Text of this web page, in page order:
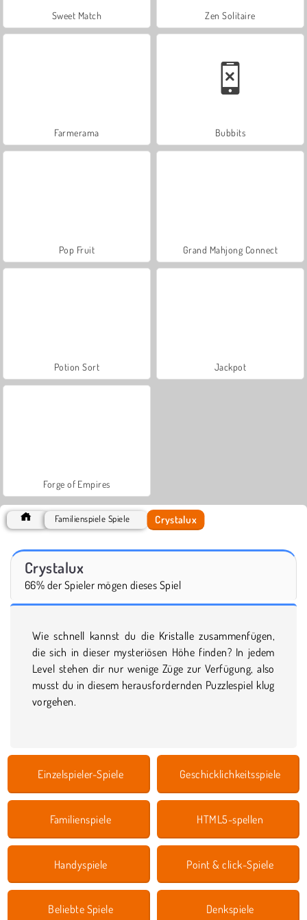
Sweet Match Zen Solitaire
Farmerama Bubbits
Pop Fruit Grand Mahjong Connect
Potion Sort Jackpot
Forge of Empires
Familienspiele Spiele Crystalux
Crystalux
66% der Spieler mögen dieses Spiel
Wie schnell kannst du die Kristalle zusammenfügen,
die sich in dieser mysteriösen Höhe finden? In jedem
Level stehen dir nur wenige Züge zur Verfügung, also
musst du in diesem herausfordernden Puzzlespiel klug
vorgehen.
Einzelspieler-Spiele Geschicklichkeitsspiele
Familienspiele HTML5-spellen
Handyspiele Point & click-Spiele
Beliebte Spiele Denkspiele